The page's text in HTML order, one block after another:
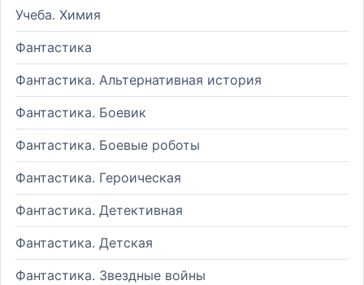
Учеба. Химия
Фантастика
Фантастика. Альтернативная история
Фантастика. Боевик
Фантастика. Боевые роботы
Фантастика. Героическая
Фантастика. Детективная
Фантастика. Детская
Фантастика. Звездные войны